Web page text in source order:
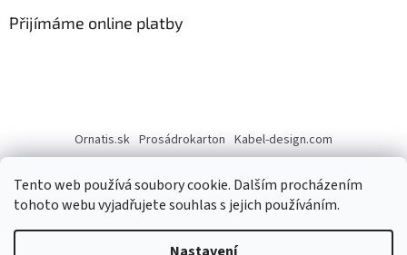
Tento web používá soubory cookie. Dalším procházením
tohoto webu vyjadřujete souhlas s jejich používáním.
Přijímáme online platby
Ornatis.sk Prosádrokarton Kabel-design.com